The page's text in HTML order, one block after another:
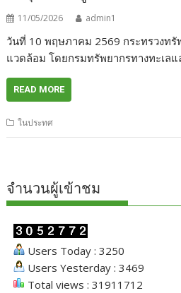
11/05/2026 admin1
วันที่ 10 พฤษภาคม 2569 กระทรวงท
แวดล้อม โดยกรมทรัพยากรทางทะเล
READ MORE
ในประทศ
จำนวนผู้เข้าชม
Users Today : 3250
Users Yesterday : 3469
Total views : 31911712